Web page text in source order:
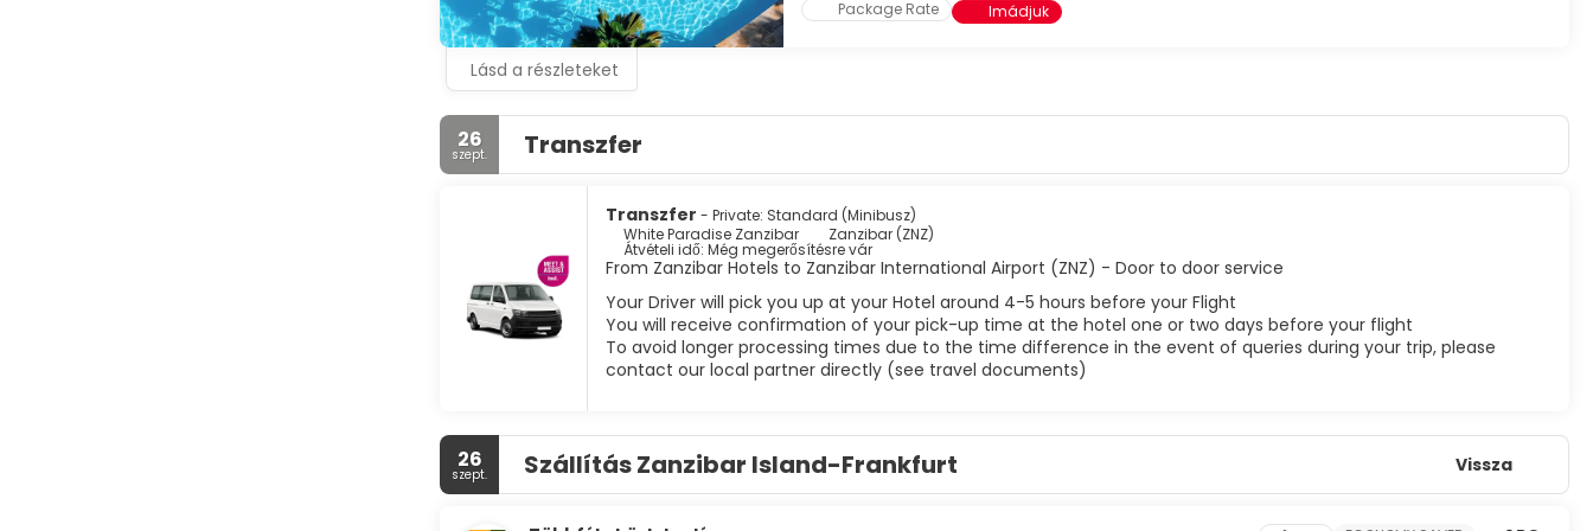
Package Rate Imádjuk
Lásd a részleteket
26
szept. Transzfer
Transzfer - Private: Standard (Minibusz)
White Paradise Zanzibar
Zanzibar (ZNZ)
Átvételi idő: Még megerősítésre vár
From Zanzibar Hotels to Zanzibar International Airport (ZNZ) - Door to door service
Your Driver will pick you up at your Hotel around 4-5 hours before your Flight
You will receive confirmation of your pick-up time at the hotel one or two days before your flight
To avoid longer processing times due to the time difference in the event of queries during your trip, please
contact our local partner directly (see travel documents)
26
szept. Szállítás Zanzibar Island-Frankfurt Vissza